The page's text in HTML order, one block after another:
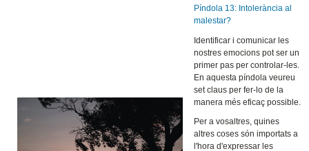
Píndola 13: Intolerància al
malestar?
Identificar i comunicar les
nostres emocions pot ser un
primer pas per controlar-les.
En aquesta píndola veureu
set claus per fer-lo de la
manera més eficaç possible.
Per a vosaltres, quines
altres coses són importats a
l'hora d'expressar les